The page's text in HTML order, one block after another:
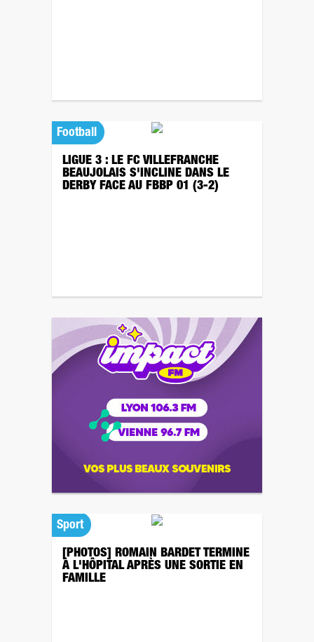
Football
LIGUE 3 : LE FC VILLEFRANCHE
BEAUJOLAIS S'INCLINE DANS LE
DERBY FACE AU FBBP 01 (3-2)
Sport
[PHOTOS] ROMAIN BARDET TERMINE
À L'HÔPITAL APRÈS UNE SORTIE EN
FAMILLE